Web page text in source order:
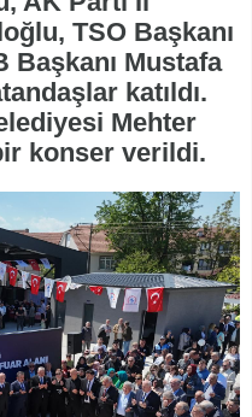
TSO Başkanı
Başkanı Mustafa
katıldı.
Mehter
konser verildi.